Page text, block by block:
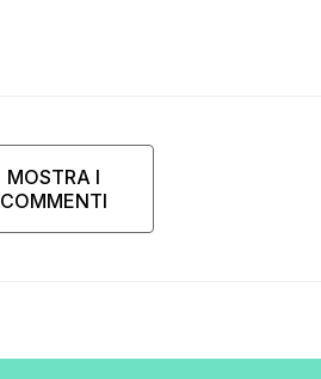
MOSTRA I
COMMENTI